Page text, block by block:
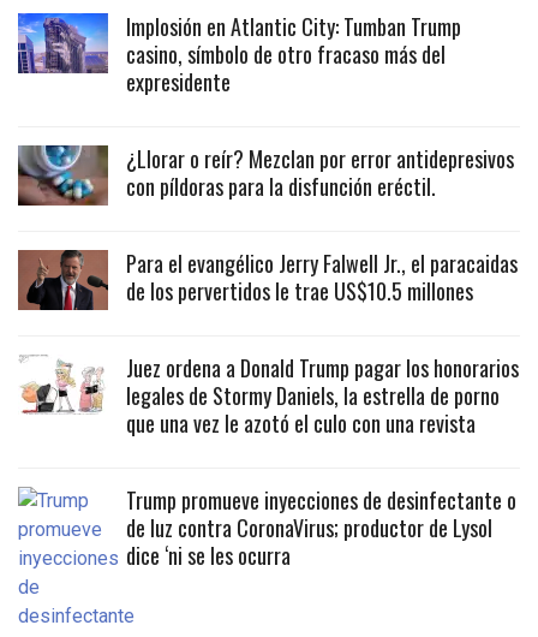
Implosión en Atlantic City: Tumban Trump
casino, símbolo de otro fracaso más del
expresidente
¿Llorar o reír? Mezclan por error antidepresivos
con píldoras para la disfunción eréctil.
Para el evangélico Jerry Falwell Jr., el paracaidas
de los pervertidos le trae US$10.5 millones
Juez ordena a Donald Trump pagar los honorarios
legales de Stormy Daniels, la estrella de porno
que una vez le azotó el culo con una revista
Trump promueve inyecciones de desinfectante o
de luz contra CoronaVirus; productor de Lysol
dice ‘ni se les ocurra